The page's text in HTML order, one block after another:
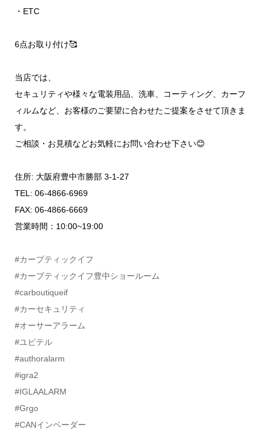
・ETC
6点お取り付け🥰
当店では、
セキュリティや様々な電装用品、洗車、コーティング、カーフ
ィルムなど、お客様のご要望に合わせたご提案をさせて頂きま
す。
ご相談・お見積などお気軽にお問い合わせ下さい😊
住所: 大阪府豊中市勝部 3-1-27
TEL: 06-4866-6969
FAX: 06-4866-6669
営業時間：10:00~19:00
#カーブティックイフ
#カーブティックイフ豊中ショールーム
#carboutiqueif
#カーセキュリティ
#オーサーアラーム
#ユピテル
#authoralarm
#igra2
#IGLAALARM
#Grgo
#CANインベーダー